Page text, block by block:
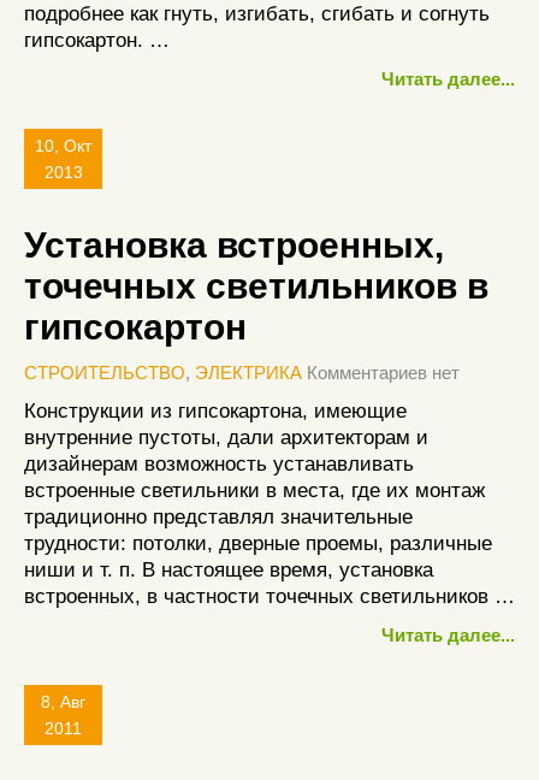
подробнее как гнуть, изгибать, сгибать и согнуть
гипсокартон. …
Читать далее...
10, Окт
2013
Установка встроенных,
точечных светильников в
гипсокартон
СТРОИТЕЛЬСТВО, ЭЛЕКТРИКА Комментариев нет
Конструкции из гипсокартона, имеющие
внутренние пустоты, дали архитекторам и
дизайнерам возможность устанавливать
встроенные светильники в места, где их монтаж
традиционно представлял значительные
трудности: потолки, дверные проемы, различные
ниши и т. п. В настоящее время, установка
встроенных, в частности точечных светильников …
Читать далее...
8, Авг
2011